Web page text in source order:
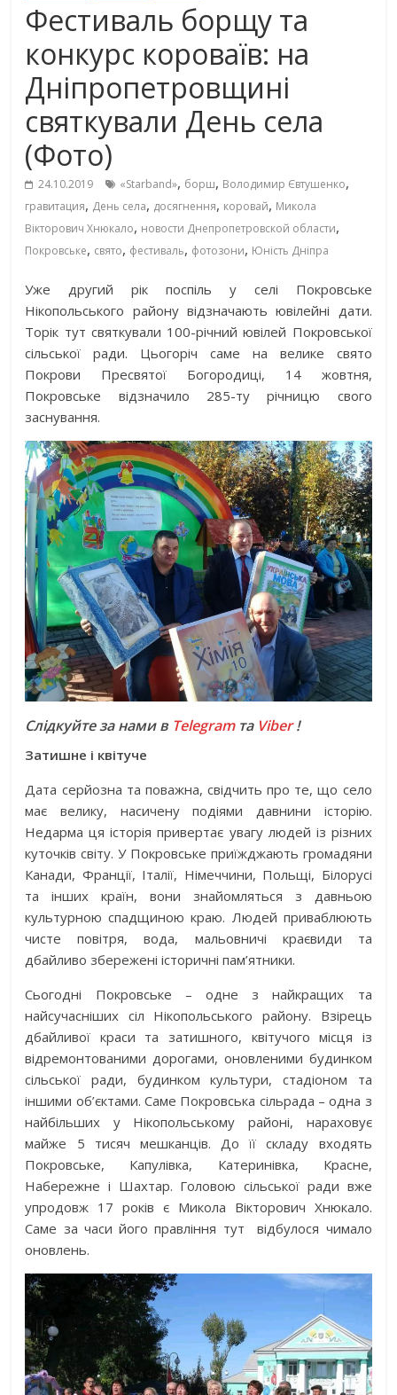
Фестиваль борщу та
конкурс короваїв: на
Дніпропетровщині
святкували День села
(Фото)
24.10.2019 «Starband», борш, Володимир Євтушенко,
гравитация, День села, досягнення, коровай, Микола
Вікторович Хнюкало, новости Днепропетровской области,
Покровське, свято, фестиваль, фотозони, Юність Дніпра
Уже другий рік поспіль у селі Покровське
Нікопольського району відзначають ювілейні дати.
Торік тут святкували 100-річний ювілей Покровської
сільської ради. Цьогоріч саме на велике свято
Покрови Пресвятої Богородиці, 14 жовтня,
Покровське відзначило 285-ту річницю свого
заснування.
Слідкуйте за нами в Telegramта Viber!
Затишне і квітуче
Дата серйозна та поважна, свідчить про те, що село
має велику, насичену подіями давнини історію.
Недарма ця історія привертає увагу людей із різних
куточків світу. У Покровське приїжджають громадяни
Канади, Франції, Італії, Німеччини, Польщі, Білорусі
та інших країн, вони знайомляться з давньою
культурною спадщиною краю. Людей приваблюють
чисте повітря, вода, мальовничі краєвиди та
дбайливо збережені історичні пам’ятники.
Сьогодні Покров­ське – одне з найкращих та
найсучасніших сіл Нікопольського району. Взірець
дбайливої краси та затишного, квітучого місця із
відремонтованими дорогами, оновленими будинком
сільської ради, будинком культури, стадіоном та
іншими об’єктами. Саме Покровська сільрада – одна з
найбільших у Нікопольському районі, нараховує
майже 5 тисяч мешканців. До її складу входять
Покровське, Капулівка, Катеринівка, Красне,
Набережне і Шахтар. Головою сільської ради вже
упродовж 17 років є Микола Вікторович Хнюкало.
Саме за часи його правління тут відбулося чимало
оновлень.